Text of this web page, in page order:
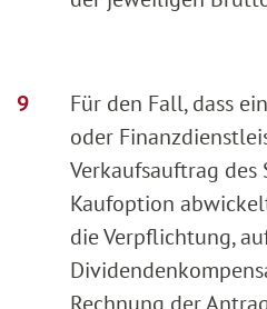
Für den Fall, dass
oder
Verkaufsauftrag
Kaufoption
die Verpflichtung,